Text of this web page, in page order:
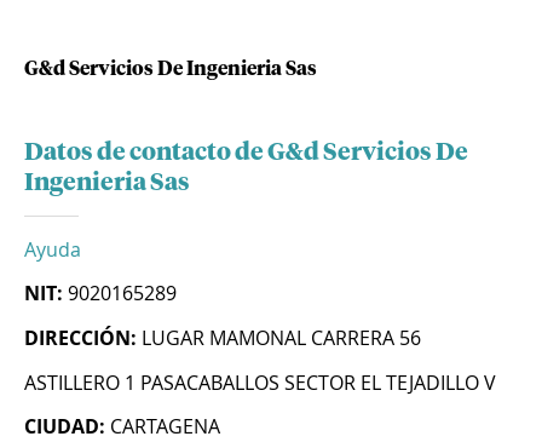
G&d Servicios De Ingenieria Sas
Datos de contacto de G&d Servicios De
Ingenieria Sas
Ayuda
NIT: 9020165289
DIRECCIÓN: LUGAR MAMONAL CARRERA 56
ASTILLERO 1 PASACABALLOS SECTOR EL TEJADILLO V
CIUDAD: CARTAGENA